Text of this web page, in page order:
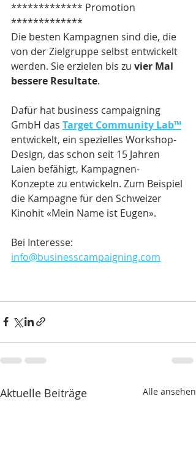
************* Promotion
*************
Die besten Kampagnen sind die, die
von der Zielgruppe selbst entwickelt
werden. Sie erzielen bis zu vier Mal
bessere Resultate.
Dafür hat business campaigning
GmbH das Target Community Lab™
entwickelt, ein spezielles Workshop-
Design, das schon seit 15 Jahren
Laien befähigt, Kampagnen-
Konzepte zu entwickeln. Zum Beispiel
die Kampagne für den Schweizer
Kinohit «Mein Name ist Eugen».
Bei Interesse:
info@businesscampaigning.com
Aktuelle Beiträge Alle ansehen